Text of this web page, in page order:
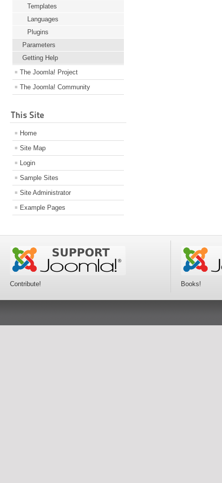
Templates
Languages
Plugins
Parameters
Getting Help
The Joomla! Project
The Joomla! Community
This Site
Home
Site Map
Login
Sample Sites
Site Administrator
Example Pages
Contribute! Books!